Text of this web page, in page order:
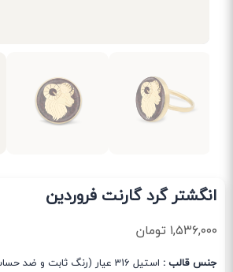
انگشتر گرد گارنت فروردین
۱,۵۳۶,۰۰۰ تومان
جنس قالب : استیل 316 عیار (رنگ ثابت و ضد حساسیت)